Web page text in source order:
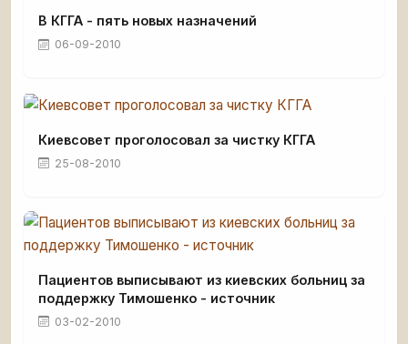
В КГГА - пять новых назначений
06-09-2010
Киевсовет проголосовал за чистку КГГА
25-08-2010
Пациентов выписывают из киевских больниц за
поддержку Тимошенко - источник
03-02-2010